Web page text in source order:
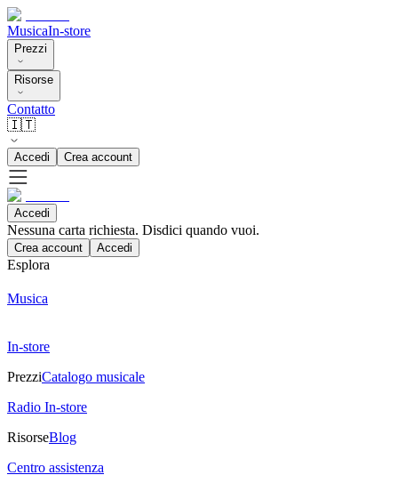
MusicaIn-store
Prezzi
Risorse
Contatto
🇮🇹
Accedi Crea account
Accedi
Nessuna carta richiesta. Disdici quando vuoi.
Crea account Accedi
Esplora
Musica
In-store
PrezziCatalogo musicale
Radio In-store
RisorseBlog
Centro assistenza